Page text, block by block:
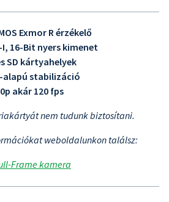
Exmor R érzékelő
I, 16-Bit nyers kimenet
SD kártyahelyek
alapú stabilizáció
akár 120 fps
nem tudunk biztosítani.
weboldalunkon találsz:
Frame kamera